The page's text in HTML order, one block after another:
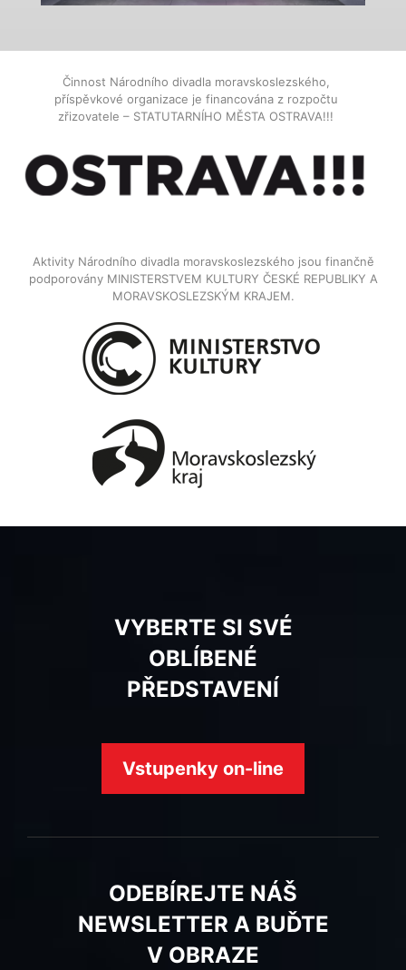
Činnost Národního divadla moravskoslezského,
příspěvkové organizace je financována z rozpočtu
zřizovatele – STATUTARNÍHO MĚSTA OSTRAVA!!!
Aktivity Národního divadla moravskoslezského jsou finančně
podporovány MINISTERSTVEM KULTURY ČESKÉ REPUBLIKY A
MORAVSKOSLEZSKÝM KRAJEM.
VYBERTE SI SVÉ
OBLÍBENÉ
PŘEDSTAVENÍ
Vstupenky on-line
ODEBÍREJTE NÁŠ
NEWSLETTER A BUĎTE
V OBRAZE